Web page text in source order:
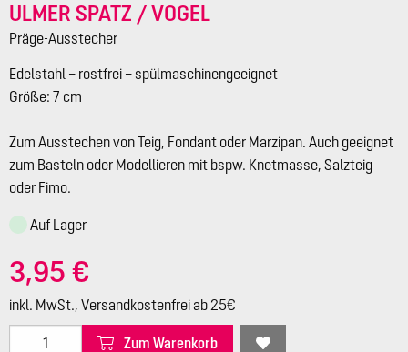
ULMER SPATZ / VOGEL
Präge-Ausstecher
Edelstahl – rostfrei – spülmaschinengeeignet
Größe: 7 cm
Zum Ausstechen von Teig, Fondant oder Marzipan. Auch geeignet
zum Basteln oder Modellieren mit bspw. Knetmasse, Salzteig
oder Fimo.
Auf Lager
3,95 €
inkl. MwSt., Versandkostenfrei ab 25€
Zum Warenkorb